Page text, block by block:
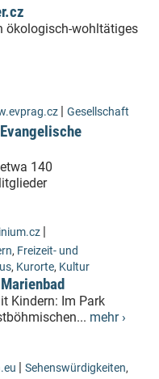
ökologisch-wohltätiges
| Gesellschaft
140
|
, Freizeit- und
, Kurorte, Kultur
Kindern: Im Park
mehr ›
| Sehenswürdigkeiten,